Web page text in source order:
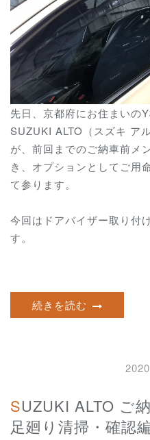
先日、京都府にお住まいの
SUZUKI ALTO（スズキ ア
が、前回までのご納車前メ
き、オプションとしてご用
て参ります。
今回はドアバイザー取り付
す。
続きを読む
SUZUKI ALTO ご納車前メンテナンス
足廻り清掃・確認